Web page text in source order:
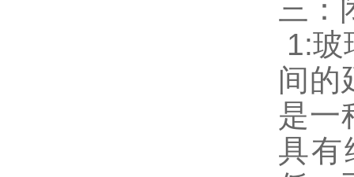
三：
1:玻
间的
是一
具有